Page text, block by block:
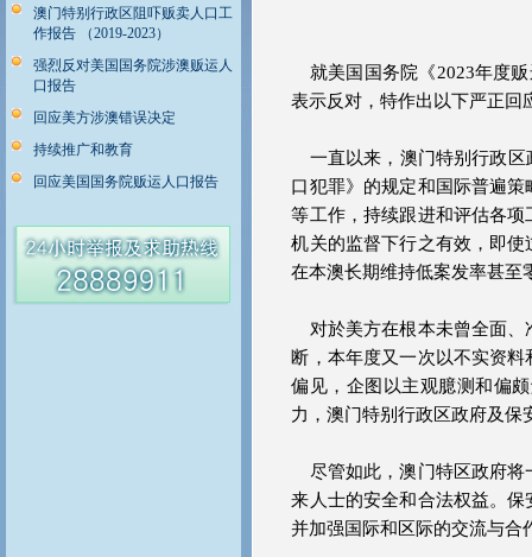
澳门特别行政区阻吓贩卖人口工
作报告 （2019-2023）
强烈反对美国国务院涉澳贩运人
口报告
回应美方涉澳错误决定
持续推广和教育
回应美国国务院贩运人口报告
就美国国务院《2023年度
表示反对，特作出以下严正回
一直以来，澳门特别行政区
口犯罪》的规定和国际普遍
等工作，持续跟进和评估各
机关的监督下行之有效，即
在本澳长期维持低案发率甚至
对於美方在根本未曾全面、
断，本年度又一次以不实资
偏见，企图以主观臆测和偏
力，澳门特别行政区政府及保
尽管如此，澳门特区政府将
来人士的安全和合法权益。
并加强国际和区际的交流与合